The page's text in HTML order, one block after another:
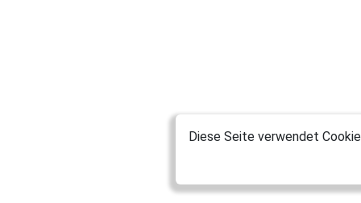
Diese Seite verwendet